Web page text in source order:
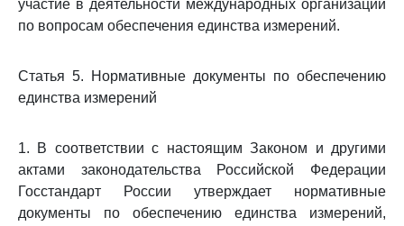
участие в деятельности международных организаций
по вопросам обеспечения единства измерений.
Статья 5. Нормативные документы по обеспечению
единства измерений
1. В соответствии с настоящим Законом и другими
актами законодательства Российской Федерации
Госстандарт России утверждает нормативные
документы по обеспечению единства измерений,